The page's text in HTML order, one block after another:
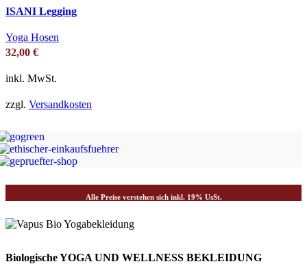
ISANI Legging
Yoga Hosen
32,00 €
inkl. MwSt.
zzgl. Versandkosten
Alle Preise verstehen sich inkl. 19% UsSt.
Biologische YOGA UND WELLNESS BEKLEIDUNG